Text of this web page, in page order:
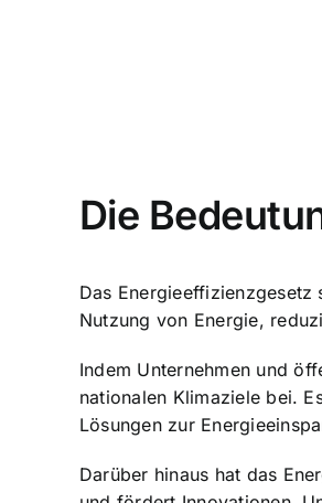
Die
Das
Nutzung von Energie,
Indem Unternehmen und
nationalen Klimaziele bei.
Lösungen zur
Darüber hinaus hat das